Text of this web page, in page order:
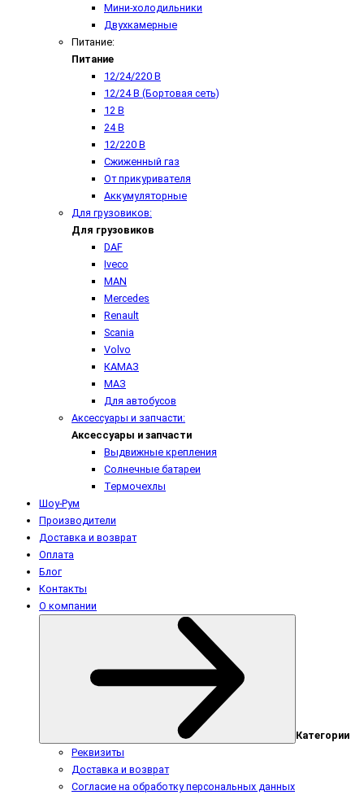
Мини-холодильники
Двухкамерные
Питание:
Питание
12/24/220 В
12/24 В (Бортовая сеть)
12 В
24 В
12/220 В
Сжиженный газ
От прикуривателя
Аккумуляторные
Для грузовиков:
Для грузовиков
DAF
Iveco
MAN
Mercedes
Renault
Scania
Volvo
КАМАЗ
МАЗ
Для автобусов
Аксессуары и запчасти:
Аксессуары и запчасти
Выдвижные крепления
Солнечные батареи
Термочехлы
Шоу-Рум
Производители
Доставка и возврат
Оплата
Блог
Контакты
О компании
Категории
Реквизиты
Доставка и возврат
Согласие на обработку персональных данных